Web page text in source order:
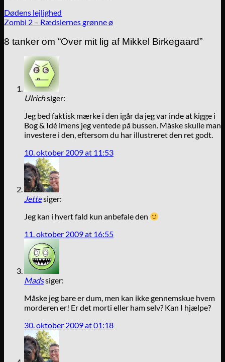
Dødens lejlighed
Zombi 2 – Rædslernes grønne ø
8 tanker om “Over mit lig af Mikkel Birkegaard”
Ulrichsiger:
Jeg bed faktisk mærke i den igår da jeg var inde at kigge i
Bog & Idé imens jeg ventede på bussen. Måske skulle man
investere i den, eftersom du har illustreret den ret godt.
10. oktober 2009 at 11:53
Jettesiger:
Jeg kan i hvert fald kun anbefale den
11. oktober 2009 at 16:55
Madssiger:
Måske jeg bare er dum, men kan ikke gennemskue hvem
morderen er! Er det morti eller ham selv? Kan I hjælpe?
30. oktober 2009 at 01:18